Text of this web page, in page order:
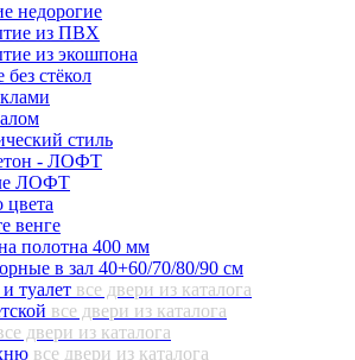
недорогие
из ПВХ
из экошпона
без стёкол
стиль
- ЛОФТ
ЛОФТ
цвета
венге
полотна 400 мм
в зал 40+60/70/80/90 см
туалет все двери из каталога
все двери из каталога
двери из каталога
все двери из каталога